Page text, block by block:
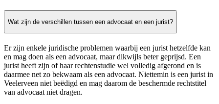
Wat zijn de verschillen tussen een advocaat en een jurist?
Er zijn enkele juridische problemen waarbij een jurist hetzelfde kan
en mag doen als een advocaat, maar dikwijls beter geprijsd. Een
jurist heeft zijn of haar rechtenstudie wel volledig afgerond en is
daarmee net zo bekwaam als een advocaat. Niettemin is een jurist in
Veelerveen niet beëdigd en mag daarom de beschermde rechtstitel
van advocaat niet dragen.